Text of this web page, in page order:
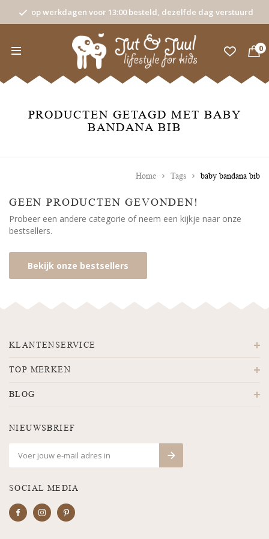
op werkdagen voor 13:00 besteld, dezelfde dag verstuurd
0
PRODUCTEN GETAGD MET BABY
BANDANA BIB
Home Tags baby bandana bib
GEEN PRODUCTEN GEVONDEN!
Probeer een andere categorie of neem een kijkje naar onze
bestsellers.
Bekijk onze bestsellers
KLANTENSERVICE
TOP MERKEN
BLOG
NIEUWSBRIEF
SOCIAL MEDIA